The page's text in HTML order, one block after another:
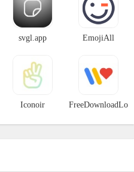
svgl.app EmojiAll
Iconoir